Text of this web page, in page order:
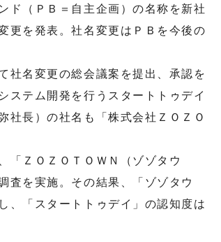
ド（ＰＢ＝自主企画）の名称を新社
更を発表。社名変更はＰＢを今後の
名変更の総会議案を提出、承認を
ステム開発を行うスタートトゥデイ
社長）の社名も「株式会社ＺＯＺＯ
「ＺＯＺＯＴＯＷＮ（ゾゾタウ
査を実施。その結果、「ゾゾタウ
、「スタートトゥデイ」の認知度は